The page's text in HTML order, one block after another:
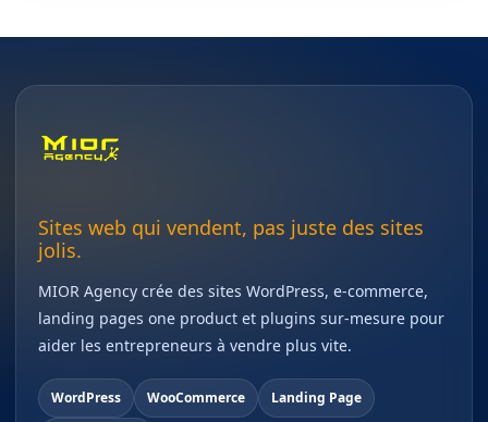
Sites web qui vendent, pas juste des sites
jolis.
MIOR Agency crée des sites WordPress, e-commerce,
landing pages one product et plugins sur-mesure pour
aider les entrepreneurs à vendre plus vite.
WordPress WooCommerce Landing Page